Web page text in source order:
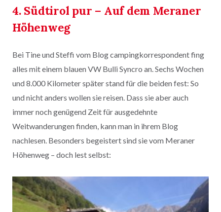
4. Südtirol pur – Auf dem Meraner
Höhenweg
Bei Tine und Steffi vom Blog campingkorrespondent fing
alles mit einem blauen VW Bulli Syncro an. Sechs Wochen
und 8.000 Kilometer später stand für die beiden fest: So
und nicht anders wollen sie reisen. Dass sie aber auch
immer noch genügend Zeit für ausgedehnte
Weitwanderungen finden, kann man in ihrem Blog
nachlesen. Besonders begeistert sind sie vom Meraner
Höhenweg – doch lest selbst: